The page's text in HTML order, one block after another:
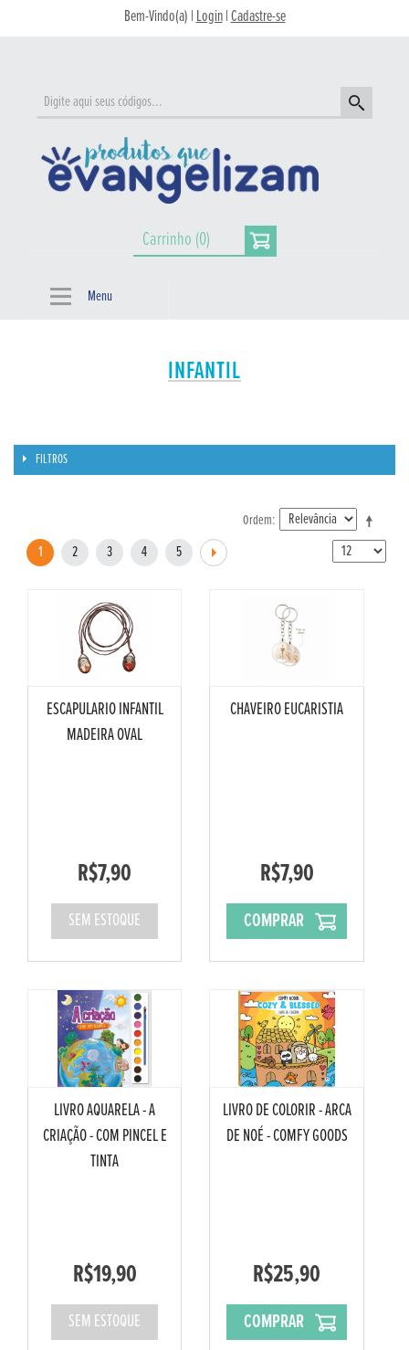
Bem-Vindo(a) |Login|Cadastre-se
Carrinho (0)
Menu
INFANTIL
FILTROS
Ordem
1 2 3 4 5
ESCAPULARIO INFANTIL
MADEIRA OVAL
R$7,90
SEM ESTOQUE
CHAVEIRO EUCARISTIA
R$7,90
COMPRAR
LIVRO AQUARELA - A
CRIAÇÃO - COM PINCEL E
TINTA
R$19,90
SEM ESTOQUE
LIVRO DE COLORIR - ARCA
DE NOÉ - COMFY GOODS
R$25,90
COMPRAR